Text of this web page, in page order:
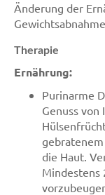
Änderung der
Therapie
Ernährung:
Purinarme
Genuss
die Haut.
Mindestens